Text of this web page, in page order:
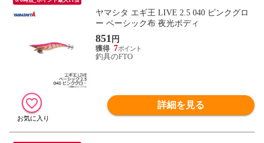
ヤマシタ エギ王 LIVE 2.5 040 ピンクグロ
ー ベーシック布 夜光ボディ
851 円
7
釣具のFTO
詳細を見る